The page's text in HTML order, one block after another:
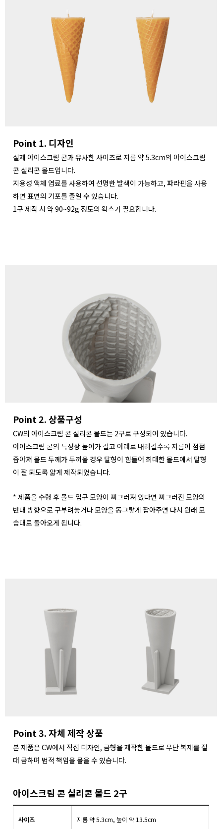
Point 1. 디자인
실제 아이스크림 콘과 유사한 사이즈로 지름 약 5.3cm의 아이스크림
콘 실리콘 몰드입니다.
지용성 액체 염료를 사용하여 선명한 발색이 가능하고, 파라핀을 사용
하면 표면의 기포를 줄일 수 있습니다.
1구 제작 시 약 90~92g 정도의 왁스가 필요합니다.
Point 2. 상품구성
CW의 아이스크림 콘 실리콘 몰드는 2구로 구성되어 있습니다.
아이스크림 콘의 특성상 높이가 길고 아래로 내려갈수록 지름이 점점
좁아져 몰드 두께가 두꺼울 경우 탈형이 힘들어 최대한 몰드에서 탈형
이 잘 되도록 얇게 제작되었습니다.
* 제품을 수령 후 몰드 입구 모양이 찌그러져 있다면 찌그러진 모양의
반대 방향으로 구부려놓거나 모양을 동그랗게 잡아주면 다시 원래 모
습대로 돌아오게 됩니다.
Point 3. 자체 제작 상품
본 제품은 CW에서 직접 디자인, 금형을 제작한 몰드로 무단 복제를 절
대 금하며 법적 책임을 물을 수 있습니다.
아이스크림 콘 실리콘 몰드 2구
사이즈 지름 약 5.3cm, 높이 약 13.5cm